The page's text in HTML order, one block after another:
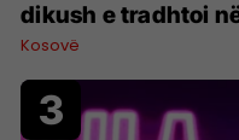
dikush e tradhtoi
Kosovë